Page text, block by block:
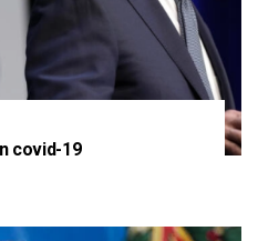
covid-19